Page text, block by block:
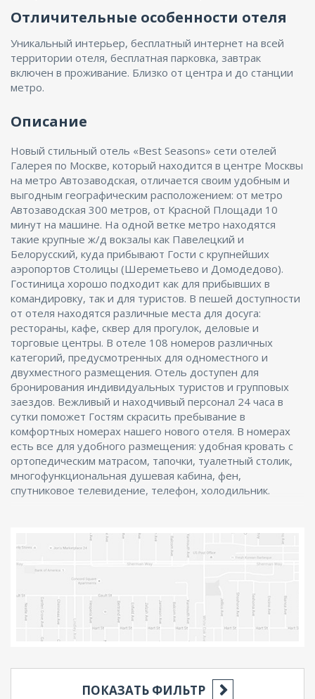
Отличительные особенности отеля
Уникальный интерьер, бесплатный интернет на всей
территории отеля, бесплатная парковка, завтрак
включен в проживание. Близко от центра и до станции
метро.
Описание
Новый стильный отель «Best Seasons» сети отелей
Галерея по Москве, который находится в центре Москвы
на метро Автозаводская, отличается своим удобным и
выгодным географическим расположением: от метро
Автозаводская 300 метров, от Красной Площади 10
минут на машине. На одной ветке метро находятся
такие крупные ж/д вокзалы как Павелецкий и
Белорусский, куда прибывают Гости с крупнейших
аэропортов Столицы (Шереметьево и Домодедово).
Гостиница хорошо подходит как для прибывших в
командировку, так и для туристов. В пешей доступности
от отеля находятся различные места для досуга:
рестораны, кафе, сквер для прогулок, деловые и
торговые центры. В отеле 108 номеров различных
категорий, предусмотренных для одноместного и
двухместного размещения. Отель доступен для
бронирования индивидуальных туристов и групповых
заездов. Вежливый и находчивый персонал 24 часа в
сутки поможет Гостям скрасить пребывание в
комфортных номерах нашего нового отеля. В номерах
есть все для удобного размещения: удобная кровать с
ортопедическим матрасом, тапочки, туалетный столик,
многофункциональная душевая кабина, фен,
спутниковое телевидение, телефон, холодильник.
ПОКАЗАТЬ ФИЛЬТР